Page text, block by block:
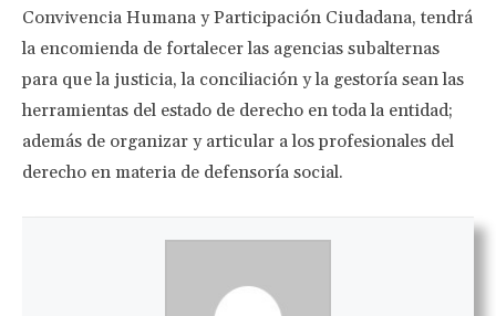
Convivencia Humana y Participación Ciudadana, tendrá
la encomienda de fortalecer las agencias subalternas
para que la justicia, la conciliación y la gestoría sean las
herramientas del estado de derecho en toda la entidad;
además de organizar y articular a los profesionales del
derecho en materia de defensoría social.